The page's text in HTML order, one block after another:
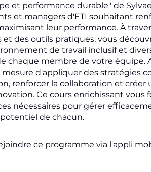
et performance durable" de
et managers d'ETI souhaitant
leur performance. À
des outils pratiques, vous
de travail inclusif et
chaque membre de votre équipe.
mesure d'appliquer des stratégies
renforcer la collaboration et créer
Ce cours enrichissant vous
nécessaires pour gérer
de chacun.
ce programme via l'appli